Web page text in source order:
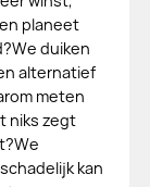
planeet
duiken
alternatief
meten
niks zegt
kan